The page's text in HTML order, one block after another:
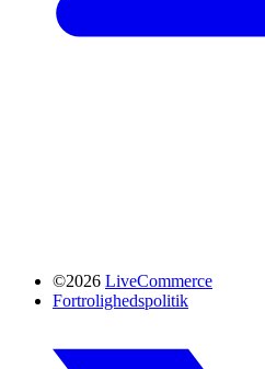
©2026 LiveCommerce
Fortrolighedspolitik